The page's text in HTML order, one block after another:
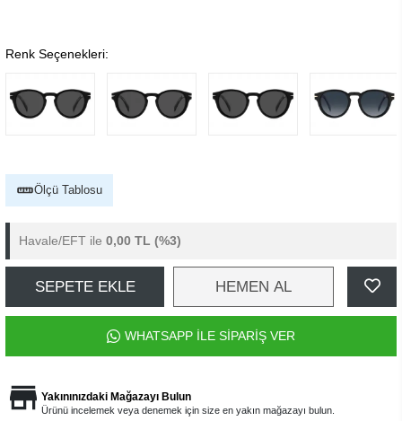
Renk Seçenekleri:
Ölçü Tablosu
Havale/EFT ile 0,00 TL (%3)
SEPETE EKLE HEMEN AL
WHATSAPP İLE SİPARİŞ VER
Yakınınızdaki Mağazayı Bulun
Ürünü incelemek veya denemek için size en yakın mağazayı bulun.